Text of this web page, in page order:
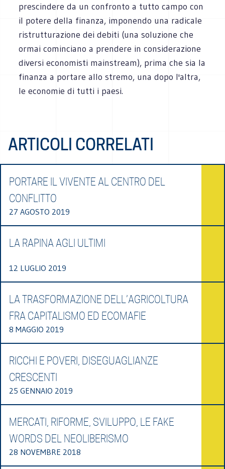
prescindere da un confronto a tutto campo con
il potere della finanza, imponendo una radicale
ristrutturazione dei debiti (una soluzione che
ormai cominciano a prendere in considerazione
diversi economisti mainstream), prima che sia la
finanza a portare allo stremo, una dopo l'altra,
le economie di tutti i paesi.
ARTICOLI CORRELATI
PORTARE IL VIVENTE AL CENTRO DEL
CONFLITTO
27 AGOSTO 2019
LA RAPINA AGLI ULTIMI
12 LUGLIO 2019
LA TRASFORMAZIONE DELL’AGRICOLTURA
FRA CAPITALISMO ED ECOMAFIE
8 MAGGIO 2019
RICCHI E POVERI, DISEGUAGLIANZE
CRESCENTI
25 GENNAIO 2019
MERCATI, RIFORME, SVILUPPO, LE FAKE
WORDS DEL NEOLIBERISMO
28 NOVEMBRE 2018